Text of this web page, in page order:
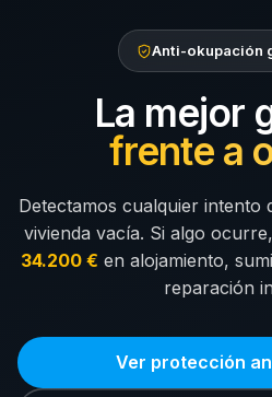
Anti-okupación
La mejor
frente a
Detectamos cualquier intento
vivienda vacía. Si algo
34.200 € en alojamiento,
reparación
Ver protección